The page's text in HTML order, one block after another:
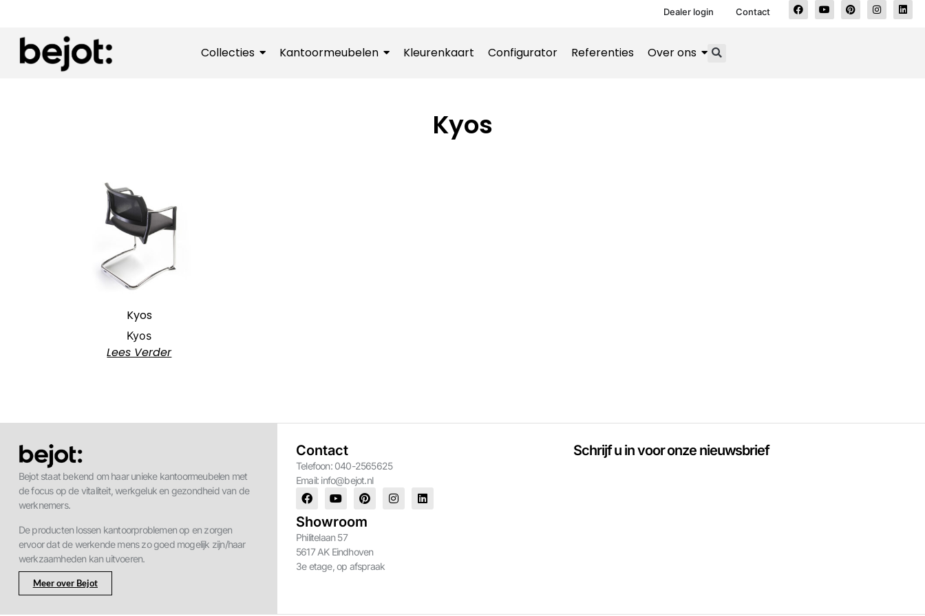
Dealer login Contact
Collecties Kantoormeubelen Kleurenkaart Configurator Referenties Over ons
Kyos
Kyos
Kyos
Lees Verder
Bejot staat bekend om haar unieke kantoormeubelen met
de focus op de vitaliteit, werkgeluk en gezondheid van de
werknemers.
De producten lossen kantoorproblemen op en zorgen
ervoor dat de werkende mens zo goed mogelijk zijn/haar
werkzaamheden kan uitvoeren.
Meer over Bejot
Contact
Telefoon: 040-2565625
Email: info@bejot.nl
Showroom
Philitelaan 57
5617 AK Eindhoven
3e etage, op afspraak
Schrijf u in voor onze nieuwsbrief